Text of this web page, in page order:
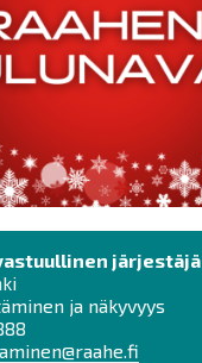
järjestäjä
ja näkyvyys